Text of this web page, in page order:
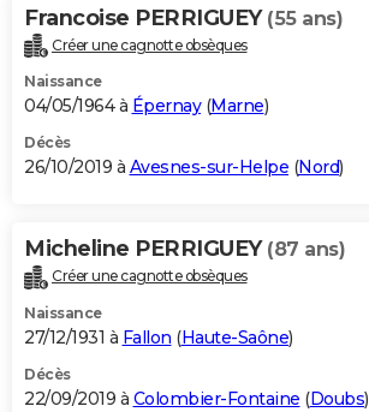
Francoise PERRIGUEY (55 ans)
Créer une cagnotte obsèques
Naissance
04/05/1964 à Épernay(Marne)
Décès
26/10/2019 à Avesnes-sur-Helpe (Nord)
Micheline PERRIGUEY (87 ans)
Créer une cagnotte obsèques
Naissance
27/12/1931 à Fallon (Haute-Saône)
Décès
22/09/2019 à Colombier-Fontaine (Doubs)